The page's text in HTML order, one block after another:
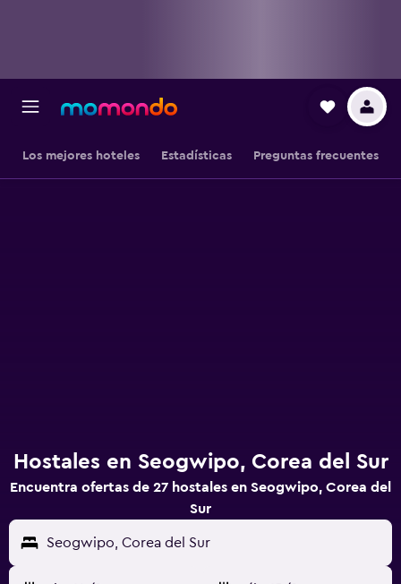
Los mejores hoteles Estadísticas Preguntas frecuentes
Hostales en Seogwipo, Corea del Sur
Encuentra ofertas de 27 hostales en Seogwipo, Corea del
Sur
Seogwipo, Corea del Sur